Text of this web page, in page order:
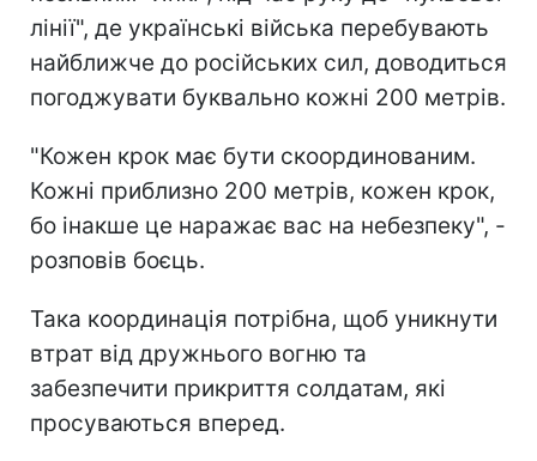
лінії", де українські війська перебувають
найближче до російських сил, доводиться
погоджувати буквально кожні 200 метрів.
"Кожен крок має бути скоординованим.
Кожні приблизно 200 метрів, кожен крок,
бо інакше це наражає вас на небезпеку", -
розповів боєць.
Така координація потрібна, щоб уникнути
втрат від дружнього вогню та
забезпечити прикриття солдатам, які
просуваються вперед.